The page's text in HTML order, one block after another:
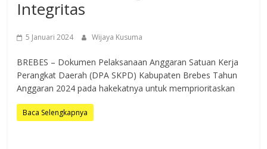
Integritas
5 Januari 2024 Wijaya Kusuma
BREBES – Dokumen Pelaksanaan Anggaran Satuan Kerja
Perangkat Daerah (DPA SKPD) Kabupaten Brebes Tahun
Anggaran 2024 pada hakekatnya untuk memprioritaskan
Baca Selengkapnya